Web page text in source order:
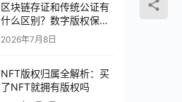
区块链存证和传统公证有
什么区别？数字版权保护
怎么选
2026年7月8日
NFT版权归属全解析：买
了NFT就拥有版权吗